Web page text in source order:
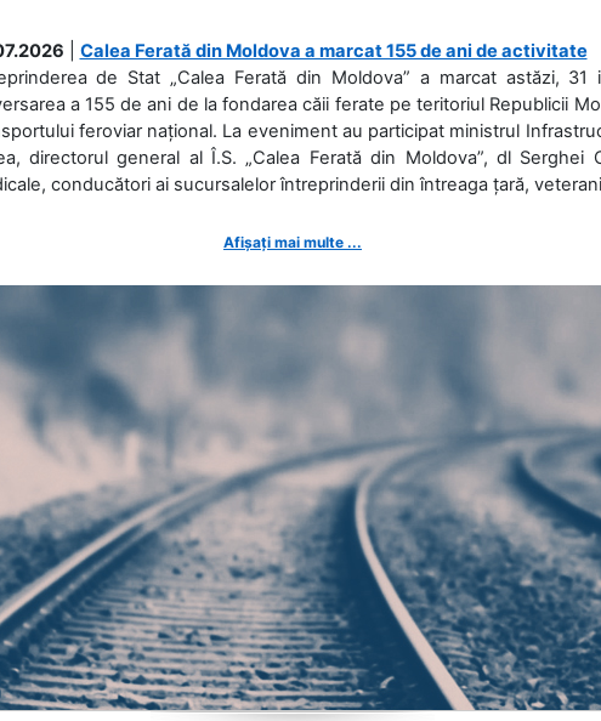
Calea Ferată din Moldova a marcat 155 de ani de activitate
de Stat „Calea Ferată din Moldova” a marcat astăzi,
a 155 de ani de la fondarea căii ferate pe teritoriul Republicii
feroviar național. La eveniment au participat ministrul
directorul general al Î.S. „Calea Ferată din Moldova”, dl Serghei
conducători ai sucursalelor întreprinderii din întreaga țară,
Afișați mai multe ...